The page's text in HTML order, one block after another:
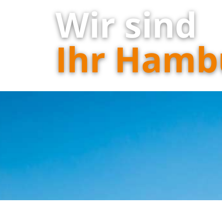
Wir sind
Ihr